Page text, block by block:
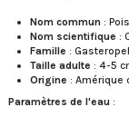
Nom commun :
Nom scientifique :
Famille :
Taille adulte : 4-5
Origine : Amérique
Paramètres de l'eau :